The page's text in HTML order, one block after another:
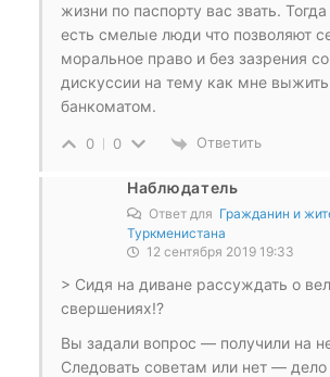
жизни по паспорту вас звать.
есть смелые люди что позволяют
моральное право и без зазрения
дискуссии на тему как мне
банкоматом.
0 0 Ответить
Наблюдатель
Ответ для Гражданин и
Туркменистана
12 сентября 2019 19:33
> Сидя на диване рассуждать о
свершениях!?
Вы задали вопрос — получили на
Следовать советам или нет —